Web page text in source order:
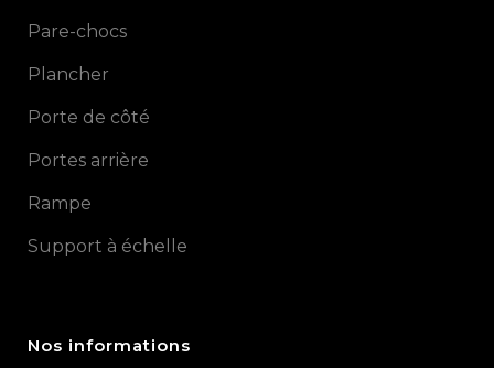
Pare-chocs
Plancher
Porte de côté
Portes arrière
Rampe
Support à échelle
Nos informations